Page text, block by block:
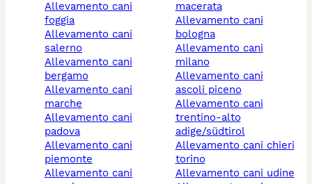
allevamento cani
foggia
allevamento cani
salerno
allevamento cani
bergamo
allevamento cani
marche
allevamento cani
padova
allevamento cani
piemonte
allevamento cani
macerata
allevamento cani
bologna
allevamento cani
milano
allevamento cani
ascoli piceno
allevamento cani
trentino-alto
adige/südtirol
allevamento cani chieri
torino
allevamento cani udine